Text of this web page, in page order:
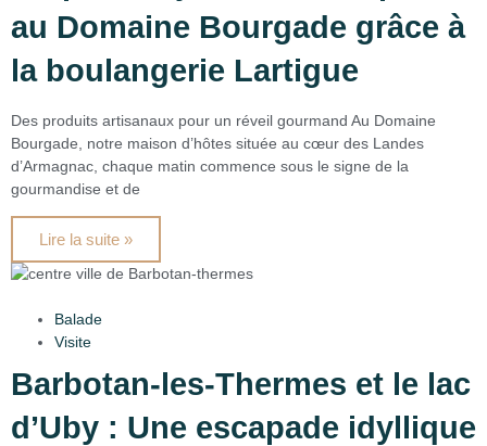
au Domaine Bourgade grâce à
la boulangerie Lartigue
Des produits artisanaux pour un réveil gourmand Au Domaine
Bourgade, notre maison d’hôtes située au cœur des Landes
d’Armagnac, chaque matin commence sous le signe de la
gourmandise et de
Lire la suite »
Balade
Visite
Barbotan-les-Thermes et le lac
d’Uby : Une escapade idyllique